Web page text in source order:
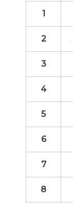
1
2
3
4
5
6
7
8